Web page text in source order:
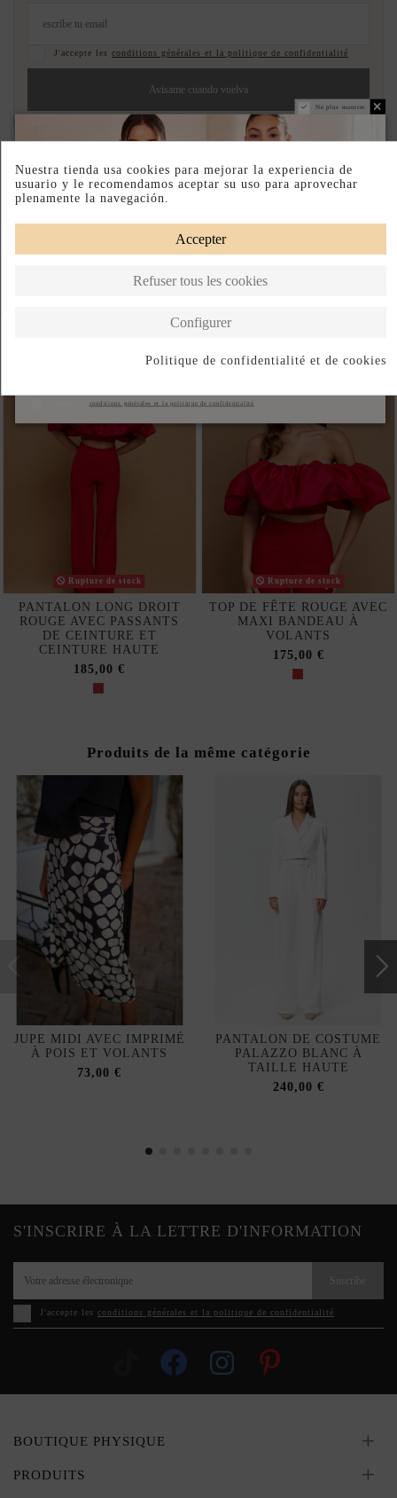
J'accepte les conditions générales et la politique de confidentialité
Avisame cuando vuelva
DESCRIPTION SHORT
DESCRIPTION
Rupture de stock
PANTALON LONG DROIT
ROUGE AVEC PASSANTS
DE CEINTURE ET
CEINTURE HAUTE
185,00 €
Rupture de stock
TOP DE FÊTE ROUGE AVEC
MAXI BANDEAU À
VOLANTS
175,00 €
Produits de la même catégorie
JUPE MIDI AVEC IMPRIMÉ
À POIS ET VOLANTS
73,00 €
PANTALON DE COSTUME
PALAZZO BLANC À
TAILLE HAUTE
240,00 €
S'INSCRIRE À LA LETTRE D'INFORMATION
J'accepte les conditions générales et la politique de confidentialité
BOUTIQUE PHYSIQUE
PRODUITS
Ne plus montrer.
conditions générales et la politique de confidentialité
Nuestra tienda usa cookies para mejorar la experiencia de
usuario y le recomendamos aceptar su uso para aprovechar
plenamente la navegación.
Accepter
Refuser tous les cookies
Configurer
Politique de confidentialité et de cookies